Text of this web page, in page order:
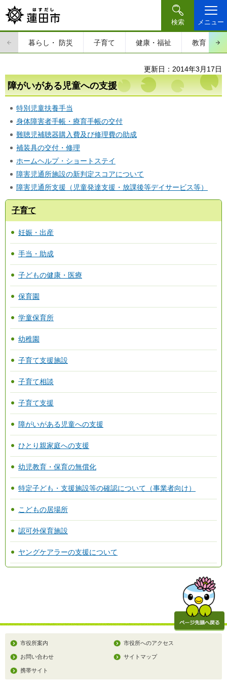
検索 メニュー
暮らし・ 防災 子育て 健康・福祉 教育・文
更新日：2014年3月17日
障がいがある児童への支援
特別児童扶養手当
身体障害者手帳・療育手帳の交付
難聴児補聴器購入費及び修理費の助成
補装具の交付・修理
ホームヘルプ・ショートステイ
障害児通所施設の新判定スコアについて
障害児通所支援（児童発達支援・放課後等デイサービス等）
子育て
妊娠・出産
手当・助成
子どもの健康・医療
保育園
学童保育所
幼稚園
子育て支援施設
子育て相談
子育て支援
障がいがある児童への支援
ひとり親家庭への支援
幼児教育・保育の無償化
特定子ども・支援施設等の確認について（事業者向け）
こどもの居場所
認可外保育施設
ヤングケアラーの支援について
市役所案内 市役所へのアクセス
お問い合わせ サイトマップ
携帯サイト